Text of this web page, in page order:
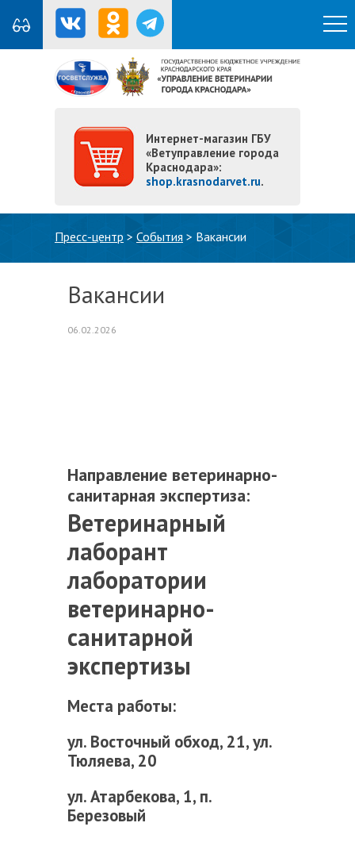
Интернет-магазин ГБУ
«Ветуправление города
Краснодара»:
shop.krasnodarvet.ru.
Пресс-центр > События > Вакансии
Вакансии
06.02.2026
Направление ветеринарно-
санитарная экспертиза:
Ветеринарный
лаборант
лаборатории
ветеринарно-
санитарной
экспертизы
Места работы:
ул. Восточный обход, 21, ул.
Тюляева, 20
ул. Атарбекова, 1, п.
Березовый